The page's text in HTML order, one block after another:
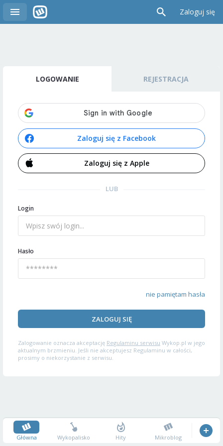
Zaloguj się
LOGOWANIE REJESTRACJA
Zaloguj się z Facebook
Zaloguj się z Apple
LUB
Login
Hasło
nie pamiętam hasła
ZALOGUJ SIĘ
Zalogowanie oznacza akceptację Regulaminu serwisu Wykop.pl w jego
aktualnym brzmieniu. Jeśli nie akceptujesz Regulaminu w całości,
prosimy o niekorzystanie z serwisu.
Główna Wykopalisko Hity Mikroblog